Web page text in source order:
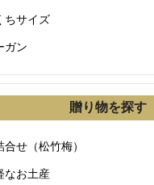
ちサイズ
ガン
贈り物を探す
合せ（松竹梅）
なお土産